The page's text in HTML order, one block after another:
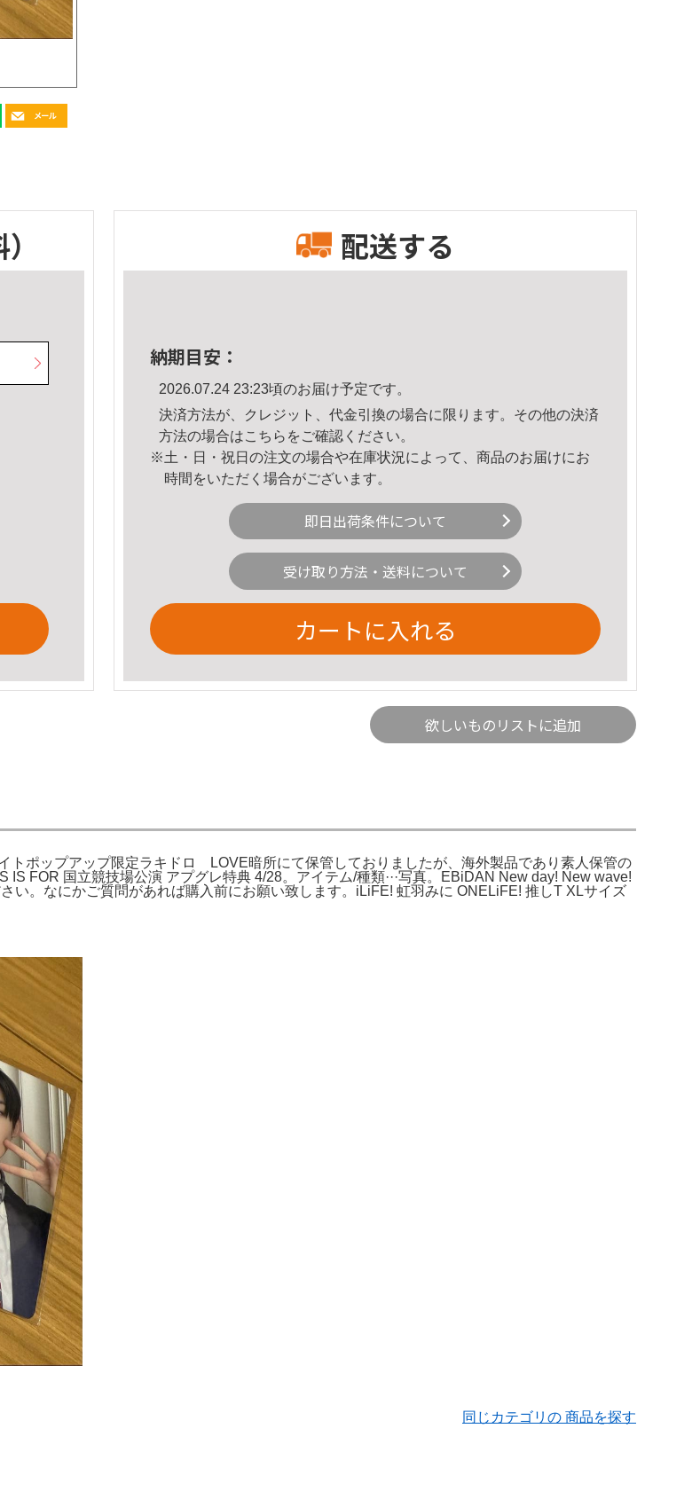
配送する
納期目安：
2026.07.24 23:23頃のお届け予定です。
決済方法が、クレジット、代金引換の場合に限ります。その他の決済
方法の場合はこちら をご確認ください。
※土・日・祝日の注文の場合や在庫状況によって、商品のお届けにお
時間をいただく場合がございます。
即日出荷条件について
受け取り方法・送料について
カートに入れる
欲しいものリストに追加
ポップアップ限定ラキドロ LOVE暗所にて保管しておりましたが、海外製品であり素人保管の
FOR 国立競技場公演 アプグレ特典 4/28。アイテム/種類···写真。EBiDAN New day! New wave!
い。なにかご質問があれば購入前にお願い致します。iLiFE! 虹羽みに ONELiFE! 推しT XLサイズ
同じカテゴリの 商品を探す